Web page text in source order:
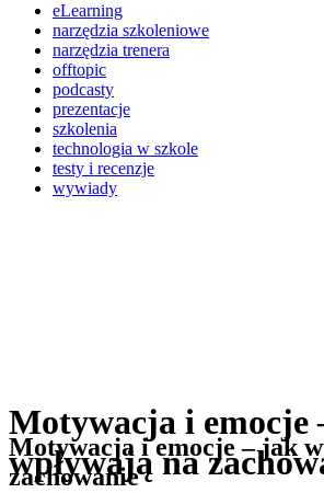
eLearning
narzędzia szkoleniowe
narzędzia trenera
offtopic
podcasty
prezentacje
szkolenia
technologia w szkole
testy i recenzje
wywiady
Motywacja i emocje
wpływają na
Motywacja i emocje – jak
zachowanie